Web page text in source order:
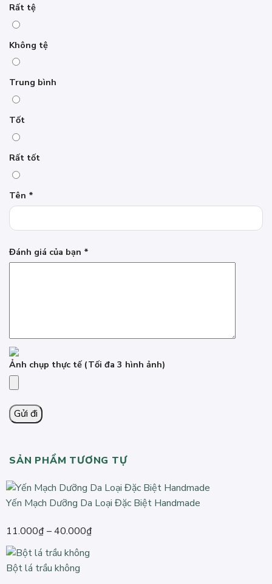
Rất tệ
Không tệ
Trung bình
Tốt
Rất tốt
Tên *
Đánh giá của bạn *
Ảnh chụp thực tế (Tối đa 3 hình ảnh)
SẢN PHẨM TƯƠNG TỰ
Yến Mạch Dưỡng Da Loại Đặc Biệt Handmade
11.000₫–40.000₫Khoảng
Bột lá trầu không